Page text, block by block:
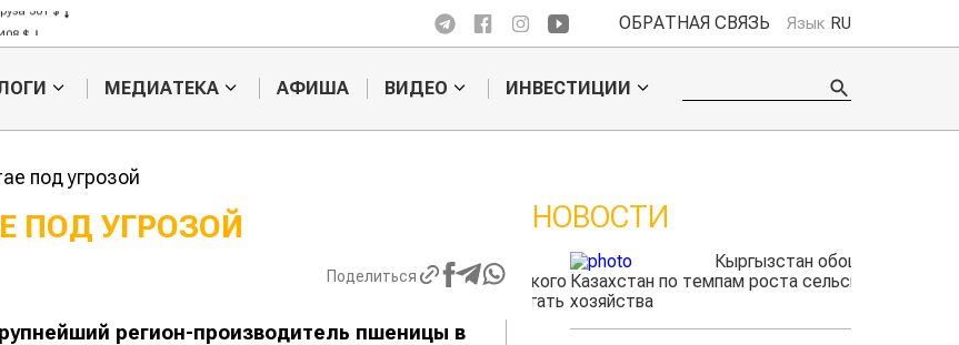
$
423 $
ОБРАТНАЯ СВЯЗЬ Язык RU
МЕДИАТЕКА АФИША ВИДЕО ИНВЕСТИЦИИ
под угрозой
ПОД УГРОЗОЙ
Поделиться
регион-производитель пшеницы в
НОВОСТИ
производства
Картофельные
войны: колорадского
Кыргызстан обошел
Казахстан по темпам роста сельского
хозяйства